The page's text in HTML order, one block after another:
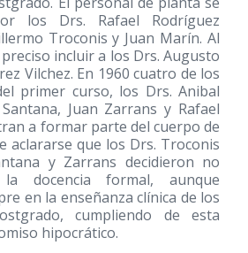
los Drs. Rafael Rodríguez
Troconis y Juan Marín. Al
incluir a los Drs. Augusto
Vilchez. En 1960 cuatro de los
primer curso, los Drs. Anibal
Juan Zarrans y Rafael
a formar parte del cuerpo de
aclararse que los Drs. Troconis
y Zarrans decidieron no
docencia formal, aunque
en la enseñanza clínica de los
cumpliendo de esta
hipocrático.